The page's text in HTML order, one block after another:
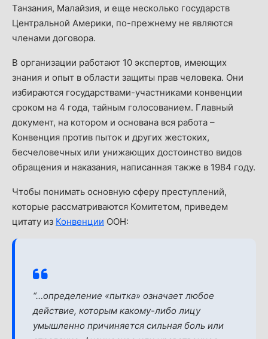
Танзания, Малайзия, и еще несколько государств
Центральной Америки, по-прежнему не являются
членами договора.
В организации работают 10 экспертов, имеющих
знания и опыт в области защиты прав человека. Они
избираются государствами-участниками конвенции
сроком на 4 года, тайным голосованием. Главный
документ, на котором и основана вся работа –
Конвенция против пыток и других жестоких,
бесчеловечных или унижающих достоинство видов
обращения и наказания, написанная также в 1984 году.
Чтобы понимать основную сферу преступлений,
которые рассматриваются Комитетом, приведем
цитату из Конвенции ООН:
“…определение «пытка» означает любое
действие, которым какому-либо лицу
умышленно причиняется сильная боль или